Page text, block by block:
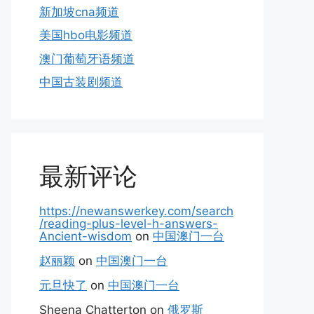
新加坡cna频道
美国hbo电影频道
澳门葡萄牙语频道
中国古装剧频道
最新评论
https://newanswerkey.com/search
/reading-plus-level-h-answers-
Ancient-wisdom on 中国澳门一台
赵丽颖 on 中国澳门一台
元旦快了 on 中国澳门一台
Sheena Chatterton on 俄罗斯